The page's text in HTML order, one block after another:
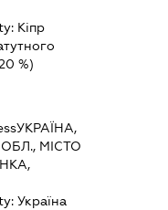
Кіпр
%)
УКРАЇНА,
МІСТО
Україна